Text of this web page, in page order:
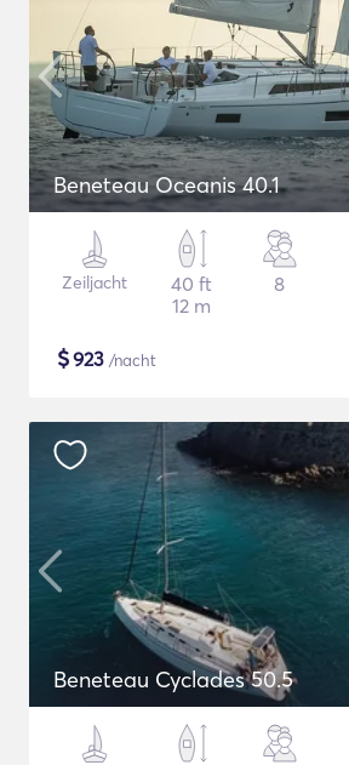
Beneteau Oceanis 40.1
Zeiljacht
40 ft
12 m
8
$923 /nacht
Beneteau Cyclades 50.5